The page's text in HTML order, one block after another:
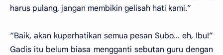
harus pulang, jangan membikin gelisah hati kami.”
“Baik, akan kuperhatikan semua pesan Subo... eh, Ibu!”
Gadis itu belum biasa mengganti sebutan guru dengan